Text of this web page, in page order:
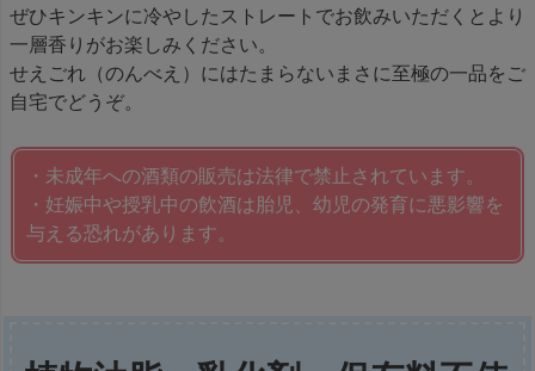
ぜひキンキンに冷やしたストレートでお飲みいただくとより
一層香りがお楽しみください。
せえごれ（のんべえ）にはたまらないまさに至極の一品をご
自宅でどうぞ。
・未成年への酒類の販売は法律で禁止されています。
・妊娠中や授乳中の飲酒は胎児、幼児の発育に悪影響を
与える恐れがあります。